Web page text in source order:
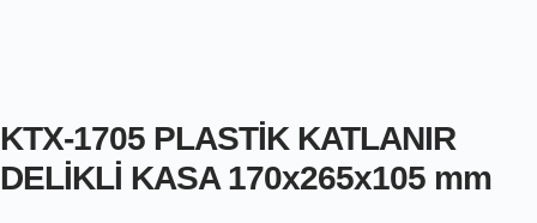
KTX-1705 PLASTİK KATLANIR
DELİKLİ KASA 170x265x105 mm